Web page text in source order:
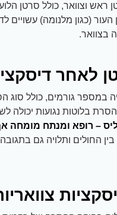
וצוואר, כולל סרטן
(כגון מלנומה) עשויים
בצוואר.
לאחר
במספר גורמים, כולל
בלוטות נגועות יכולה
– רופא ומנתח מומחה אף
החולים ותלויה גם בתגובה